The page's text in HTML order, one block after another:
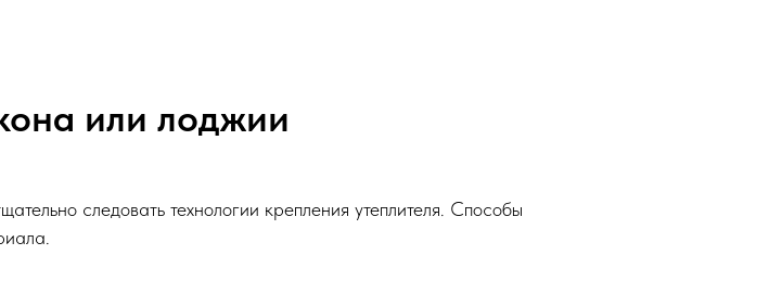
или лоджии
следовать технологии крепления утеплителя. Способы